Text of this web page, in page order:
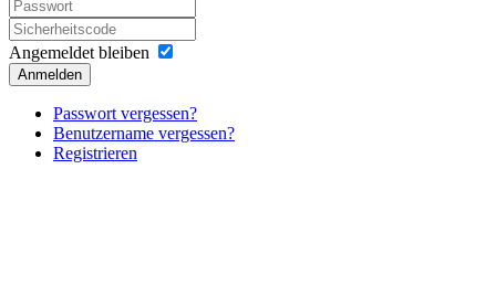
Angemeldet bleiben
Anmelden
Passwort vergessen?
Benutzername vergessen?
Registrieren